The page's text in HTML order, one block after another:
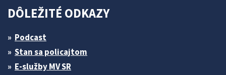
DÔLEŽITÉ ODKAZY
Podcast
Stan sa policajtom
E-služby MV SR